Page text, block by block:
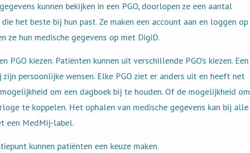
kunnen bekijken in een PGO, doorlopen ze een aantal
die het beste bij hun past. Ze maken een account aan en loggen op
ze hun medische gegevens op met DigiD.
PGO kiezen. Patiënten kunnen uit verschillende PGO’s kiezen. Een
persoonlijke wensen. Elke PGO ziet er anders uit en heeft net
om een dagboek bij te houden. Of de mogelijkheid om
te koppelen. Het ophalen van medische gegevens kan bij alle
een MedMij-label.
kunnen patiënten een keuze maken.